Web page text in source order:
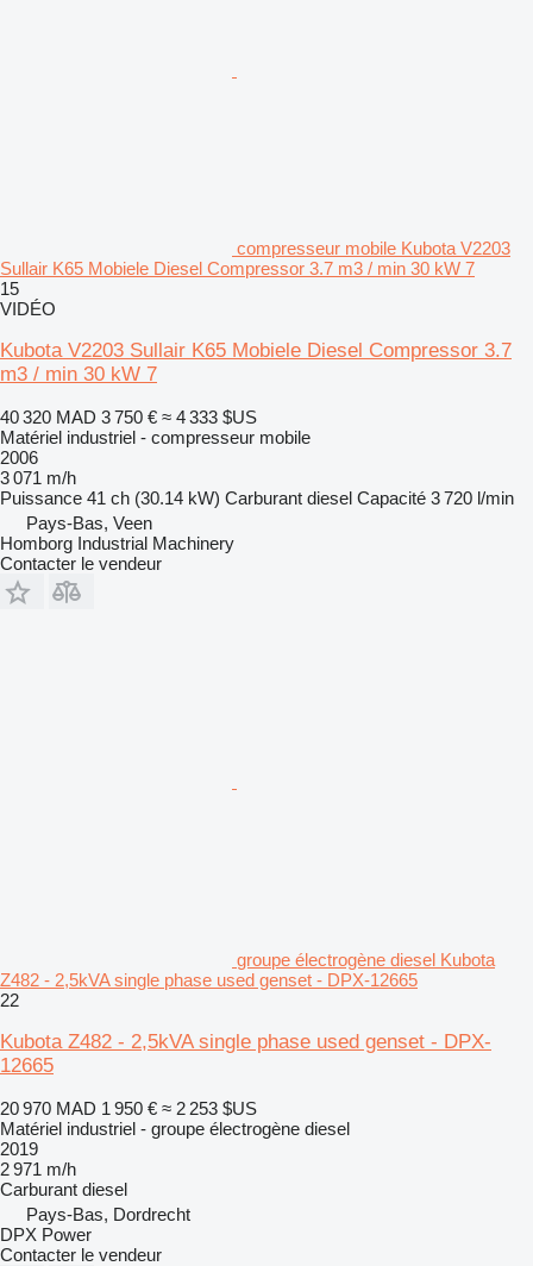
compresseur mobile Kubota V2203
Sullair K65 Mobiele Diesel Compressor 3.7 m3 / min 30 kW 7
15
VIDÉO
Kubota V2203 Sullair K65 Mobiele Diesel Compressor 3.7
m3 / min 30 kW 7
40 320 MAD 3 750 € ≈ 4 333 $US
Matériel industriel - compresseur mobile
2006
3 071 m/h
Puissance 41 ch (30.14 kW) Carburant diesel Capacité 3 720 l/min
Pays-Bas, Veen
Homborg Industrial Machinery
Contacter le vendeur
groupe électrogène diesel Kubota
Z482 - 2,5kVA single phase used genset - DPX-12665
22
Kubota Z482 - 2,5kVA single phase used genset - DPX-
12665
20 970 MAD 1 950 € ≈ 2 253 $US
Matériel industriel - groupe électrogène diesel
2019
2 971 m/h
Carburant diesel
Pays-Bas, Dordrecht
DPX Power
Contacter le vendeur